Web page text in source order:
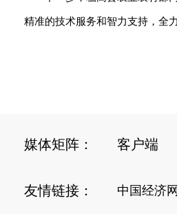
精准的技术服务和智力支持，全
媒体矩阵： 客户端
友情链接： 中国经济网